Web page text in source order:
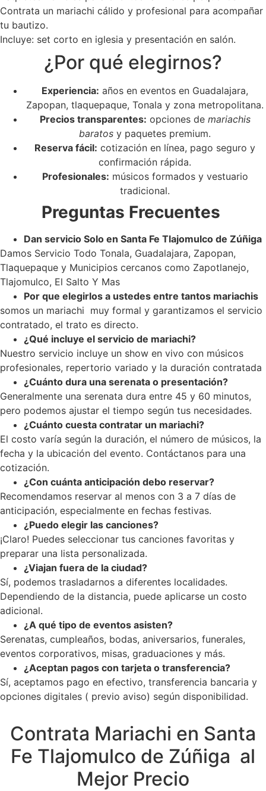
Contrata un mariachi cálido y profesional para acompañar
tu bautizo.
Incluye: set corto en iglesia y presentación en salón.
¿Por qué elegirnos?
Experiencia: años en eventos en Guadalajara,
Zapopan, tlaquepaque, Tonala y zona metropolitana.
Precios transparentes: opciones de mariachis
baratos y paquetes premium.
Reserva fácil: cotización en línea, pago seguro y
confirmación rápida.
Profesionales: músicos formados y vestuario
tradicional.
Preguntas Frecuentes
Dan servicio Solo en Santa Fe Tlajomulco de Zúñiga
Damos Servicio Todo Tonala, Guadalajara, Zapopan,
Tlaquepaque y Municipios cercanos como Zapotlanejo,
Tlajomulco, El Salto Y Mas
Por que elegirlos a ustedes entre tantos mariachis
somos un mariachi muy formal y garantizamos el servicio
contratado, el trato es directo.
¿Qué incluye el servicio de mariachi?
Nuestro servicio incluye un show en vivo con músicos
profesionales, repertorio variado y la duración contratada
¿Cuánto dura una serenata o presentación?
Generalmente una serenata dura entre 45 y 60 minutos,
pero podemos ajustar el tiempo según tus necesidades.
¿Cuánto cuesta contratar un mariachi?
El costo varía según la duración, el número de músicos, la
fecha y la ubicación del evento. Contáctanos para una
cotización.
¿Con cuánta anticipación debo reservar?
Recomendamos reservar al menos con 3 a 7 días de
anticipación, especialmente en fechas festivas.
¿Puedo elegir las canciones?
¡Claro! Puedes seleccionar tus canciones favoritas y
preparar una lista personalizada.
¿Viajan fuera de la ciudad?
Sí, podemos trasladarnos a diferentes localidades.
Dependiendo de la distancia, puede aplicarse un costo
adicional.
¿A qué tipo de eventos asisten?
Serenatas, cumpleaños, bodas, aniversarios, funerales,
eventos corporativos, misas, graduaciones y más.
¿Aceptan pagos con tarjeta o transferencia?
Sí, aceptamos pago en efectivo, transferencia bancaria y
opciones digitales ( previo aviso) según disponibilidad.
Contrata Mariachi en Santa
Fe Tlajomulco de Zúñiga al
Mejor Precio